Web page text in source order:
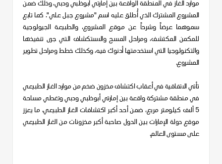
موارد الغاز في المنطقة الواقعة بين إمارتي أبوظبي ودبي، وذلك ضمن
المشروع المشترك الذي أُطلق عليه اسم "مشروع جبل علي". كما تابع
سموهما عرضاً وشرحاً عن موقع المشروع، والطبيعة الجيولوجية
للمكمن المكتشف، ومراحل المسح والاستكشاف التي جرى تنفيذها
والتكنولوجيا التي استخدمتها أدنوك فيه، وكذلك خطط ومراحل تطوير
المشروع.
تأتي الاتفاقية في أعقاب اكتشاف مخزون ضخم من موارد الغاز الطبيعي
في منطقة مشتركة واقعة بين إمارتي أبوظبي ودبي وتغطي مساحة
5 آلاف كيلومتر
مربع، ضمن أحد أكبر اكتشافات الغاز الطبيعي، ما يعزز
موقع دولة الإمارات بين الدول صاحبة أكبر مخزونات من الغاز الطبيعي
على مستوى العالم.